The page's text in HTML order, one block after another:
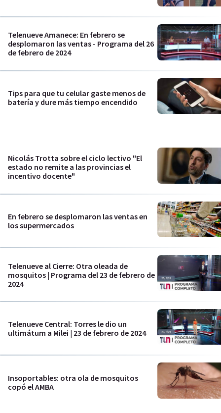
Telenueve Amanece: En febrero se
desplomaron las ventas - Programa del 26
de febrero de 2024
Tips para que tu celular gaste menos de
batería y dure más tiempo encendido
Nicolás Trotta sobre el ciclo lectivo "El
estado no remite a las provincias el
incentivo docente"
En febrero se desplomaron las ventas en
los supermercados
Telenueve al Cierre: Otra oleada de
mosquitos | Programa del 23 de febrero de
2024
Telenueve Central: Torres le dio un
ultimátum a Milei | 23 de febrero de 2024
Insoportables: otra ola de mosquitos
copó el AMBA